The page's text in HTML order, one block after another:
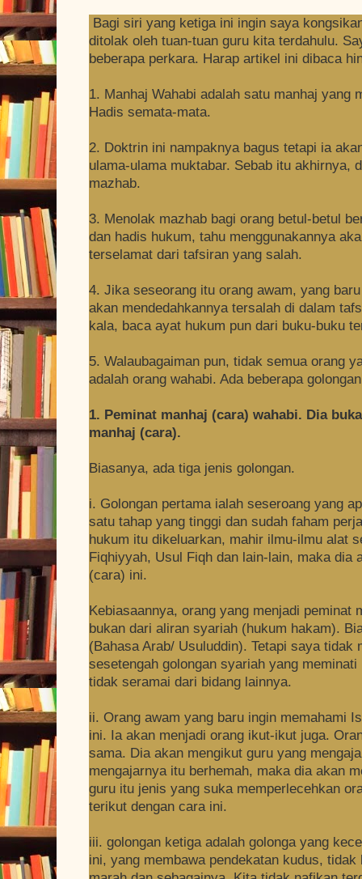
Bagi siri yang ketiga ini ingin saya
ditolak oleh tuan-tuan guru kita terdahulu.
beberapa perkara. Harap artikel ini dibaca
1. Manhaj Wahabi adalah satu manhaj yang
Hadis semata-mata.
2. Doktrin ini nampaknya bagus tetapi ia
ulama-ulama muktabar. Sebab itu akhirnya,
mazhab.
3. Menolak mazhab bagi orang betul-betul
dan hadis hukum, tahu menggunakannya
terselamat dari tafsiran yang salah.
4. Jika seseorang itu orang awam, yang
akan mendedahkannya tersalah di dalam
kala, baca ayat hukum pun dari buku-buku
5. Walaubagaiman pun, tidak semua orang
adalah orang wahabi. Ada beberapa
1. Peminat manhaj (cara) wahabi. Dia
manhaj (cara).
Biasanya, ada tiga jenis golongan.
i. Golongan pertama ialah seseroang yang
satu tahap yang tinggi dan sudah faham
hukum itu dikeluarkan, mahir ilmu-ilmu alat
Fiqhiyyah, Usul Fiqh dan lain-lain, maka dia
(cara) ini.
Kebiasaannya, orang yang menjadi peminat
bukan dari aliran syariah (hukum hakam).
(Bahasa Arab/ Usuluddin). Tetapi saya tidak
sesetengah golongan syariah yang
tidak seramai dari bidang lainnya.
ii. Orang awam yang baru ingin memahami
ini. Ia akan menjadi orang ikut-ikut juga.
sama. Dia akan mengikut guru yang
mengajarnya itu berhemah, maka dia akan
guru itu jenis yang suka memperlecehkan
terikut dengan cara ini.
iii. golongan ketiga adalah golonga yang
ini, yang membawa pendekatan kudus,